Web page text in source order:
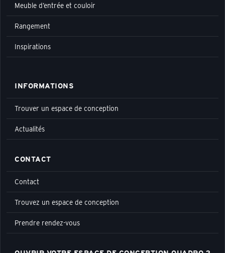
Meuble d’entrée et couloir
Rangement
Inspirations
INFORMATIONS
Trouver un espace de conception
Actualités
CONTACT
Contact
Trouvez un espace de conception
Prendre rendez-vous